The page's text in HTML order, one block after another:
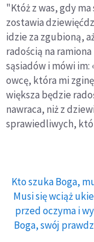
"Któż z was, gdy
zostawia
idzie za zgubioną,
radością na
sąsiadów i mówi im:
owcę, która mi
większa będzie
nawraca, niż z
sprawiedliwych,
Kto szuka Boga,
Musi się wciąż
przed oczyma i
Boga, swój